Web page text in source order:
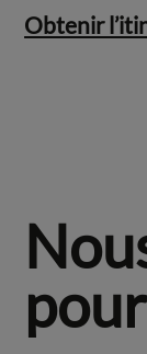
Obtenir